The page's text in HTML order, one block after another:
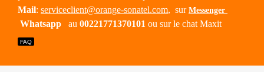
Mail: serviceclient@orange-sonatel.com, sur Messenger
Whatsapp au 00221771370101 ou sur le chat Maxit